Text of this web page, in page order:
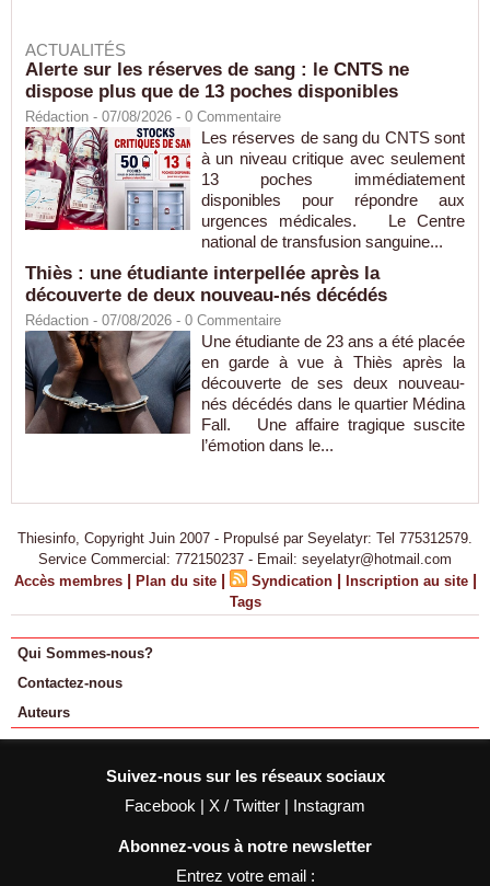
ACTUALITÉS
Alerte sur les réserves de sang : le CNTS ne
dispose plus que de 13 poches disponibles
Rédaction - 07/08/2026 - 0 Commentaire
Les réserves de sang du CNTS sont
à un niveau critique avec seulement
13 poches immédiatement
disponibles pour répondre aux
urgences médicales. Le Centre
national de transfusion sanguine...
Thiès : une étudiante interpellée après la
découverte de deux nouveau-nés décédés
Rédaction - 07/08/2026 - 0 Commentaire
Une étudiante de 23 ans a été placée
en garde à vue à Thiès après la
découverte de ses deux nouveau-
nés décédés dans le quartier Médina
Fall. Une affaire tragique suscite
l’émotion dans le...
Thiesinfo, Copyright Juin 2007 - Propulsé par Seyelatyr: Tel 775312579.
Service Commercial: 772150237 - Email: seyelatyr@hotmail.com
Accès membres | Plan du site | Syndication | Inscription au site |
Tags
Qui Sommes-nous?
Contactez-nous
Auteurs
Suivez-nous sur les réseaux sociaux
Facebook | X / Twitter | Instagram
Abonnez-vous à notre newsletter
Entrez votre email :